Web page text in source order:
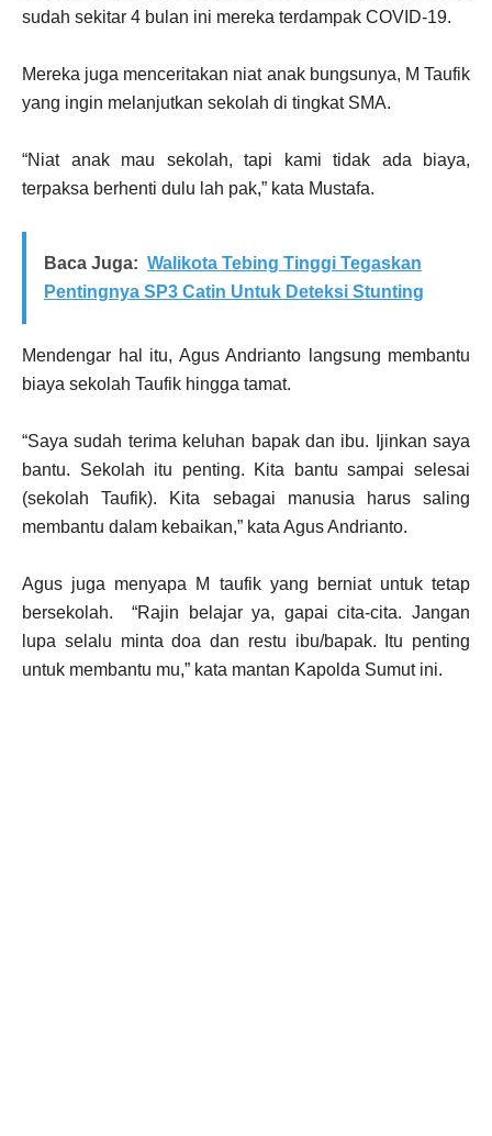
sudah sekitar 4 bulan ini mereka terdampak COVID-19.
Mereka juga menceritakan niat anak bungsunya, M Taufik
yang ingin melanjutkan sekolah di tingkat SMA.
“Niat anak mau sekolah, tapi kami tidak ada biaya,
terpaksa berhenti dulu lah pak,” kata Mustafa.
Baca Juga: Walikota Tebing Tinggi Tegaskan
Pentingnya SP3 Catin Untuk Deteksi Stunting
Mendengar hal itu, Agus Andrianto langsung membantu
biaya sekolah Taufik hingga tamat.
“Saya sudah terima keluhan bapak dan ibu. Ijinkan saya
bantu. Sekolah itu penting. Kita bantu sampai selesai
(sekolah Taufik). Kita sebagai manusia harus saling
membantu dalam kebaikan,” kata Agus Andrianto.
Agus juga menyapa M taufik yang berniat untuk tetap
bersekolah. “Rajin belajar ya, gapai cita-cita. Jangan
lupa selalu minta doa dan restu ibu/bapak. Itu penting
untuk membantu mu,” kata mantan Kapolda Sumut ini.